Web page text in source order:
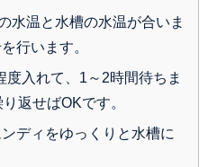
水温と水槽の水温が合いま
行います。
入れて、1～2時間待ちま
返せばOKです。
ディをゆっくりと水槽に